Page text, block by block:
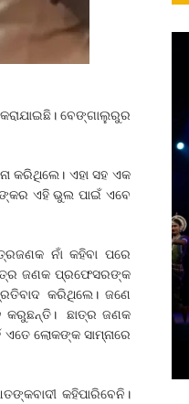
ବେଙ୍ଗାଲୁରୁର
କରିଥିଲେ। ଏହା ସହ ଏକ
ଏହି ଭୁଲ ପାଇଁ ଏବେ
ନାଁ କହିବା ପରେ
ଜଣକ ପ୍ରଫେସରଙ୍କ
କରିଥିଲେ। ଜଣେ
କରୁଛନ୍ତି। ଛାତ୍ର ଜଣକ
ଲୋକଙ୍କ ସାମ୍ନାରେ
କହିପାରିବେନି।